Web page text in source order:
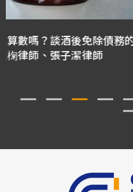
借用親友帳戶買賣股票
師、林